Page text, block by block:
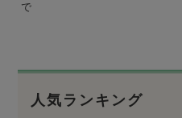
で
人気ランキング